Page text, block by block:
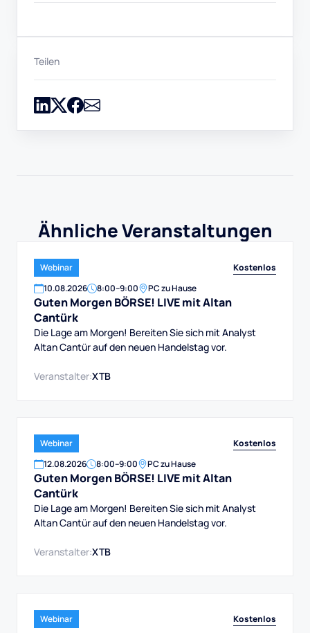
Teilen
Ähnliche Veranstaltungen
Webinar
Kostenlos
10.08.2026 8:00–9:00 PC zu Hause
Guten Morgen BÖRSE! LIVE mit Altan
Cantürk
Die Lage am Morgen! Bereiten Sie sich mit Analyst
Altan Cantür auf den neuen Handelstag vor.
Veranstalter:XTB
Webinar
Kostenlos
12.08.2026 8:00–9:00 PC zu Hause
Guten Morgen BÖRSE! LIVE mit Altan
Cantürk
Die Lage am Morgen! Bereiten Sie sich mit Analyst
Altan Cantür auf den neuen Handelstag vor.
Veranstalter:XTB
Webinar
Kostenlos